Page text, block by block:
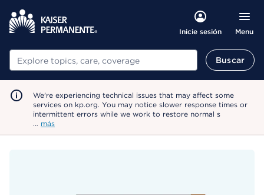
Inicie sesión Menu
Buscar Buscar
We're experiencing technical issues that may affect some
services on kp.org. You may notice slower response times or
intermittent errors while we work to restore normal s
… más